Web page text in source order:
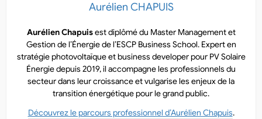
Aurélien CHAPUIS
Aurélien Chapuisest diplômé du Master Management et
Gestion de l’Énergie de l’ESCP Business School. Expert en
stratégie photovoltaïque et business developer pour PV Solaire
Énergie depuis 2019, il accompagne les professionnels du
secteur dans leur croissance et vulgarise les enjeux de la
transition énergétique pour le grand public.
Découvrez le parcours professionnel d’Aurélien Chapuis.